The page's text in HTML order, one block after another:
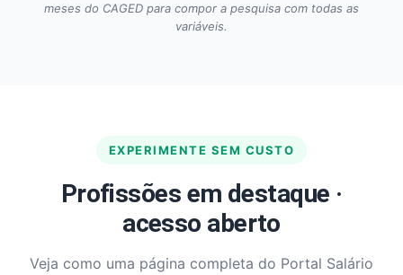
meses do CAGED para compor a pesquisa com todas as
variáveis.
EXPERIMENTE SEM CUSTO
Profissões em destaque ·
acesso aberto
Veja como uma página completa do Portal Salário